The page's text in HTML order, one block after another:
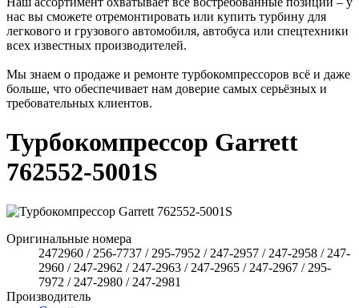
нас вы сможете отремонтировать или купить турбину для
легкового и грузового автомобиля, автобуса или спецтехники
всех известных производителей.
Мы знаем о продаже и ремонте турбокомпрессоров всё и даже
больше, что обеспечивает нам доверие самых серьёзных и
требовательных клиентов.
Турбокомпрессор Garrett
762552-5001S
Оригинальные номера
2472960 / 256-7737 / 295-7952 / 247-2957 / 247-2958 / 247-
2960 / 247-2962 / 247-2963 / 247-2965 / 247-2967 / 295-
7972 / 247-2980 / 247-2981
Производитель